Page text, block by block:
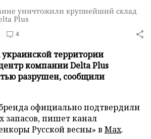
уничтожили крупнейший склад
Plus
4
территории
компании Delta Plus
разрушен, сообщили
официально подтвердили
запасов, пишет канал
Русской весны» в Max.